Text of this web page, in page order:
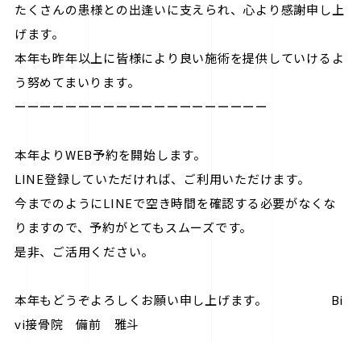
たくさんの患様との出逢いに支えられ、心より感謝申し上
げます。
本年も昨年以上に皆様により良い施術を提供していけるよ
う努めてまいります。
ーーーーーーーーーーーーーーーーーーーー
本年よりWEB予約を開始します。
LINE登録していただければ、ご利用いただけます。
今までのようにLINEで空き時間を確認する必要がなくな
りますので、予約がとてもスムーズです。
是非、ご活用ください。
本年もどうぞよろしくお願い申し上げます。 Bi
vi接骨院 備前 雅斗